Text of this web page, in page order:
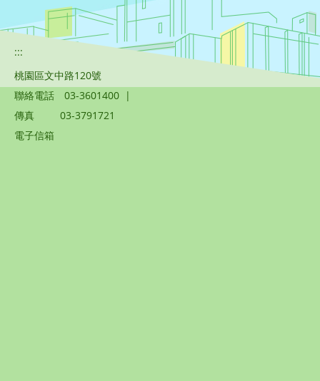
:::
桃園區文中路120號
聯絡電話
03-3601400 |
傳真
03-3791721
電子信箱